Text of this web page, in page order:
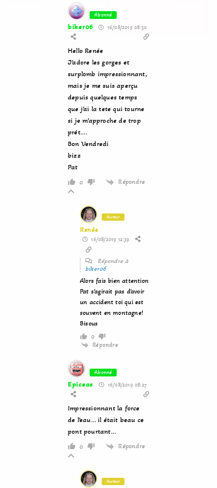
Abonné
biker06 16/08/2019 08:50
Hello Renée
J’adore les gorges et
surplomb impressionnant,
mais je me suis aperçu
depuis quelques temps
que j’ai la tete qui tourne
si je m’approche de trop
prét….
Bon Vendredi
bizz
Pat
0 Répondre
Auteur
Renée
16/08/2019 12:39
Répondre à
biker06
Alors fais bien attention
Pat s’agirait pas d’avoir
un accident toi qui est
souvent en montagne!
Bisous
0
Répondre
Abonné
Epiceas 16/08/2019 08:27
Impressionnant la force
de l’eau… il était beau ce
pont pourtant…
0 Répondre
Auteur